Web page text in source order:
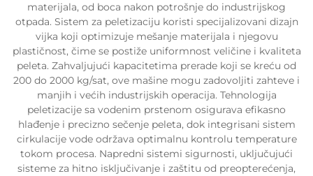
materijala, od boca nakon potrošnje do industrijskog
otpada. Sistem za peletizaciju koristi specijalizovani dizajn
vijka koji optimizuje mešanje materijala i njegovu
plastičnost, čime se postiže uniformnost veličine i kvaliteta
peleta. Zahvaljujući kapacitetima prerade koji se kreću od
200 do 2000 kg/sat, ove mašine mogu zadovoljiti zahteve i
manjih i većih industrijskih operacija. Tehnologija
peletizacije sa vodenim prstenom osigurava efikasno
hlađenje i precizno sečenje peleta, dok integrisani sistem
cirkulacije vode održava optimalnu kontrolu temperature
tokom procesa. Napredni sistemi sigurnosti, uključujući
sisteme za hitno isključivanje i zaštitu od preopterećenja,